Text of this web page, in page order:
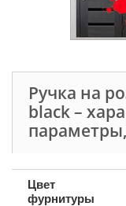
Ручка на
black –
Цвет
фурнитуры